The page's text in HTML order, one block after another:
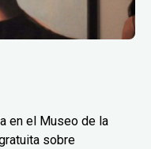
en el Museo de la
sobre